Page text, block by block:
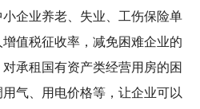
企业养老、失业、工伤保险单
值税征收率，减免困难企业的
承租国有资产类经营用房的困
气、用电价格等，让企业可以